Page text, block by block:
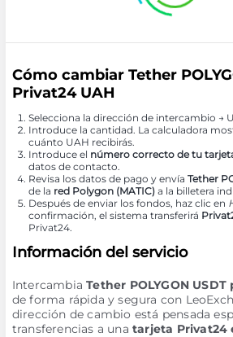
Cómo cambiar Tether
Privat24 UAH
Selecciona la dirección de intercambio →
Introduce la cantidad. La calculadora
cuánto UAH recibirás.
Introduce el número correcto de tu
datos de contacto.
Revisa los datos de pago y envía Tether
de la red Polygon (MATIC)a la billetera
Después de enviar los fondos, haz clic en
confirmación, el sistema transferirá
Privat24.
Información del servicio
IntercambiaTether POLYGON
de forma rápida y segura con
dirección de cambio está pensada
transferencias a una tarjeta Privat24